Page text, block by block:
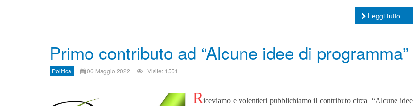
Leggi tutto...
Primo contributo ad “Alcune idee di programma”
Politica 06 Maggio 2022 Visite: 1551
Riceviamo e volentieri pubblichiamo il contributo circa“Alcune idee